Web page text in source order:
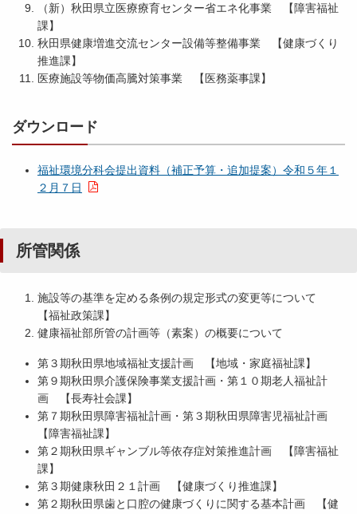
（新）秋田県立医療療育センター省エネ化事業 【障害福祉
課】
秋田県健康増進交流センター設備等整備事業 【健康づくり
推進課】
医療施設等物価高騰対策事業 【医務薬事課】
ダウンロード
福祉環境分科会提出資料（補正予算・追加提案）令和５年１
２月７日
所管関係
施設等の基準を定める条例の規定形式の変更等について
【福祉政策課】
健康福祉部所管の計画等（素案）の概要について
第３期秋田県地域福祉支援計画 【地域・家庭福祉課】
第９期秋田県介護保険事業支援計画・第１０期老人福祉計
画 【長寿社会課】
第７期秋田県障害福祉計画・第３期秋田県障害児福祉計画
【障害福祉課】
第２期秋田県ギャンブル等依存症対策推進計画 【障害福祉
課】
第３期健康秋田２１計画 【健康づくり推進課】
第２期秋田県歯と口腔の健康づくりに関する基本計画 【健
福
環
境
科
資
料
追
提
関
係
令
２
３
月